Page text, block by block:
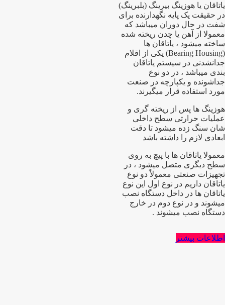
یاتاقان یا هوزینگ بیرینگ (بلبرینگ)
در حقیقت یک پایه نگهدارنده برای
شفت در حال دوران میباشد که
معمولا از آهن یا چدن ریخته شده
ساخته میشود ، یاتاقان ها
(Bearing Housing) یکی از اقلام
جدانشدنی در سیستم یاتاقان
بندی میباشد ، در دو نوع
جداشونده و یکپارچه در صنعت
مورد استفاده قرار میگیرند.
هوزینگ ها پس از ریخته گری و
عملیات حرارتی سطح داخلی
شان سنگ زده میشود تا دقت
ابعادی لازم را داشته باشد
معمولا یاتاقان ها با پیچ به روی
سطح دیگری متصل میشود ، در
تجهیزات صنعتی معمولاً دو نوع
یاتاقان داریم در نوع اول این نوع
یاتاقان ها در داخل دستگاه نصب
میشوند و در نوع دوم در خارج
دستگاه نصب میشوند .
اطلاعات بیشتر